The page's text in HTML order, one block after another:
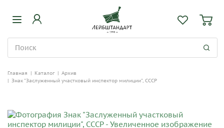
Главная | Каталог | Архив
| Знак "Заслуженный участковый инспектор милиции", СССР